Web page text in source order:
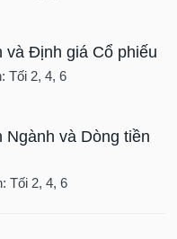
và Định giá Cổ phiếu
Tối 2, 4, 6
Ngành và Dòng tiền
Tối 2, 4, 6